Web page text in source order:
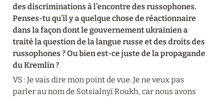
des discriminations à l’encontre des russophones.
Penses-tu qu’il y a quelque chose de réactionnaire
dans la façon dont le gouvernement ukrainien a
traité la question de la langue russe et des droits des
russophones ? Ou bien est-ce juste de la propagande
du Kremlin ?
VS : Je vais dire mon point de vue. Je ne veux pas
parler au nom de Sotsialnyï Roukh, car nous avons